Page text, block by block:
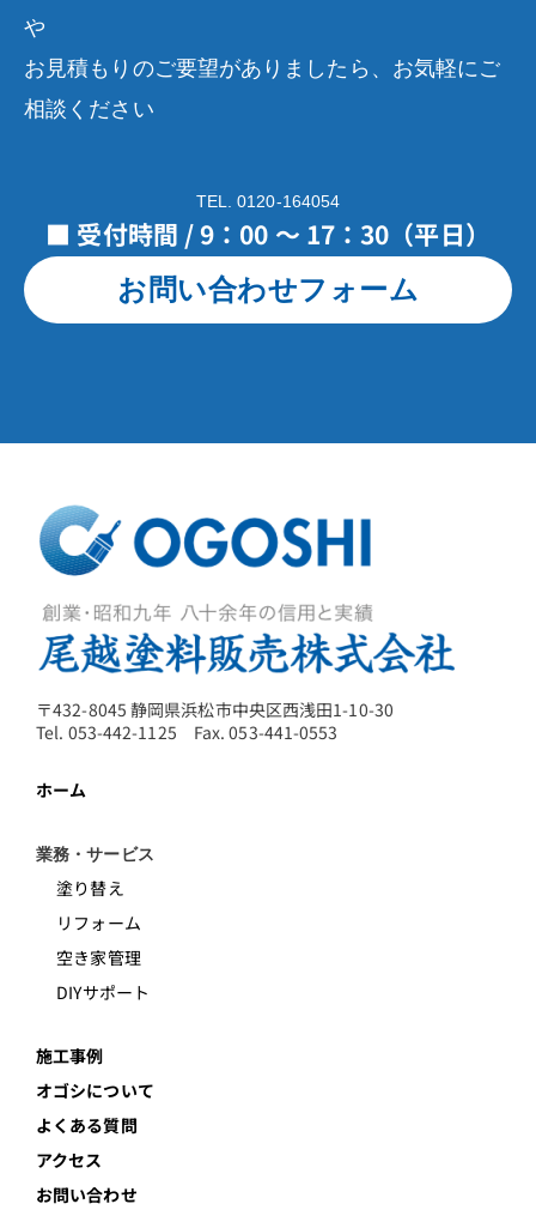
や
お見積もりのご要望がありましたら、お気軽にご
相談ください
TEL. 0120-164054
■ 受付時間 / 9：00 ～ 17：30（平日）
お問い合わせフォーム
〒432-8045 静岡県浜松市中央区西浅田1-10-30
Tel. 053-442-1125 Fax. 053-441-0553
ホーム
業務・サービス
塗り替え
リフォーム
空き家管理
DIYサポート
施工事例
オゴシについて
よくある質問
アクセス
お問い合わせ